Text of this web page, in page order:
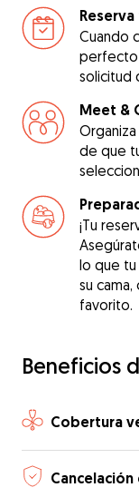
Cuando
perfecto
solicitud
Meet &
de que
¡Tu
lo que tu
su
favorito.
Beneficios
Cobertura